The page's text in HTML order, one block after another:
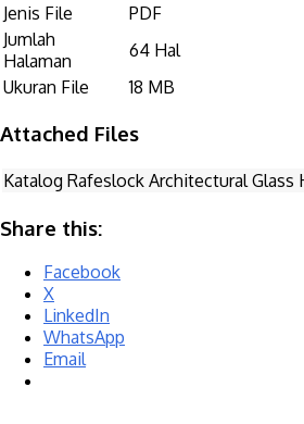
Jenis File
PDF
Jumlah
Halaman
64 Hal
Ukuran File
18 MB
Attached Files
Katalog Rafeslock Architectural Glass
Share this:
Facebook
X
LinkedIn
WhatsApp
Email